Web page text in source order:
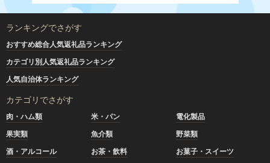
ランキングでさがす
おすすめ総合人気返礼品ランキング
カテゴリ別人気返礼品ランキング
人気自治体ランキング
カテゴリでさがす
肉・ハム類 米・パン
電化製品
果実類
魚介類
野菜類
酒・アルコール
お茶・飲料
お菓子・スイーツ